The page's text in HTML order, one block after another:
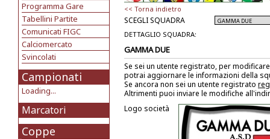
Programma Gare
Tabellini Partite
Comunicati FIGC
Calciomercato
Svincolati
Campionati
Loading...
Marcatori
Coppe
<< Torna indietro
SCEGLI SQUADRA
DETTAGLIO SQUADRA:
GAMMA DUE
Se sei un utente registrato, per
potrai aggiornare le informazioni della
Se ancora non sei un utente registrato
Altrimenti puoi inviare le modifiche
Logo società